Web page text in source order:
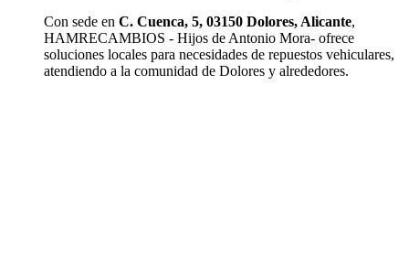
Con sede en C. Cuenca, 5, 03150 Dolores, Alicante,
HAMRECAMBIOS - Hijos de Antonio Mora- ofrece
soluciones locales para necesidades de repuestos vehiculares,
atendiendo a la comunidad de Dolores y alrededores.